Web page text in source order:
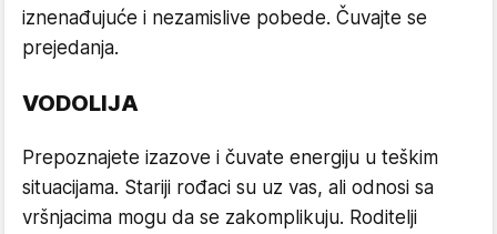
iznenađujuće i nezamislive pobede. Čuvajte se
prejedanja.
VODOLIJA
Prepoznajete izazove i čuvate energiju u teškim
situacijama. Stariji rođaci su uz vas, ali odnosi sa
vršnjacima mogu da se zakomplikuju. Roditelji